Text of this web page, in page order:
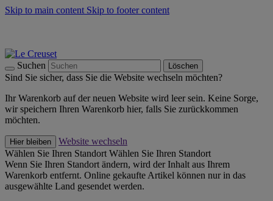
Skip to main content Skip to footer content
Suchen Löschen
Sind Sie sicher, dass Sie die Website wechseln möchten?
Ihr Warenkorb auf der neuen Website wird leer sein. Keine Sorge,
wir speichern Ihren Warenkorb hier, falls Sie zurückkommen
möchten.
Hier bleiben
Website wechseln
Wählen Sie Ihren Standort Wählen Sie Ihren Standort
Wenn Sie Ihren Standort ändern, wird der Inhalt aus Ihrem
Warenkorb entfernt. Online gekaufte Artikel können nur in das
ausgewählte Land gesendet werden.